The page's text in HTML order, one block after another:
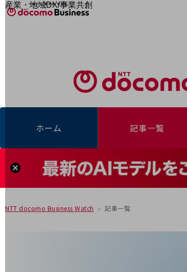
産業・地域DX/事業共創
OPEN HUB for Plural Futures
プレイヤー(カタリスト/パートナー企業)
企業と地域が持続成長する社会を目指します
Smart Education
Smart Industry
Smart Mobility
地域の取り組み
地域経済のさらなる活性化に取り組みます
サイト内検索
開く
メニュー
開く
フリーワードでNTTドコモビジネスの
ホーム 記事一覧
NTT docomo Business Watch 記事一覧